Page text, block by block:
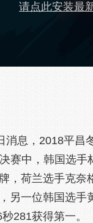
请点此安装最
息，2018平昌
赛中，韩国选
，荷兰选手克
另一位韩国选手
281获得第一。